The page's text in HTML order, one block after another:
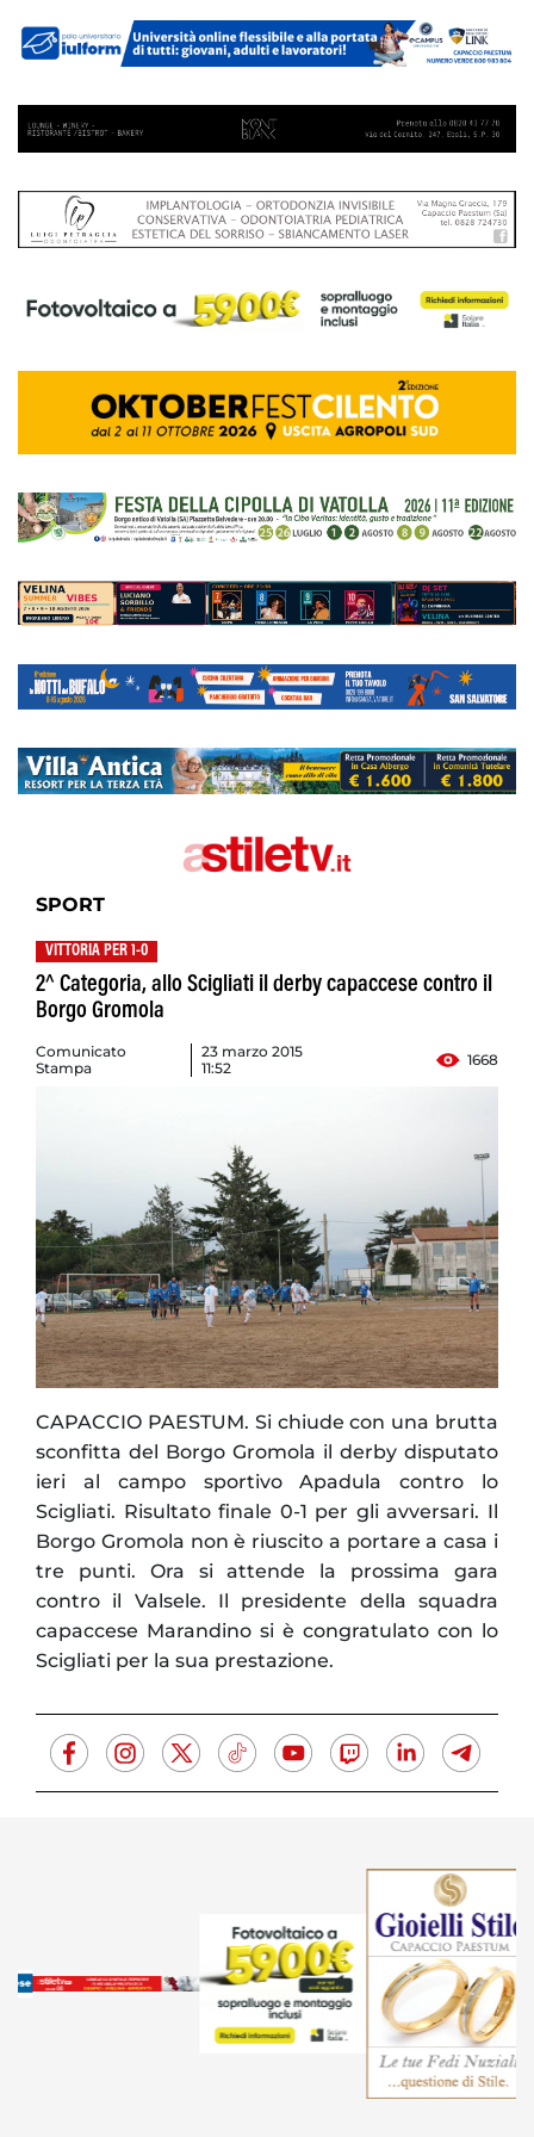
SPORT
VITTORIA PER 1-0
2^ Categoria, allo Scigliati il derby capaccese contro il
Borgo Gromola
Comunicato
Stampa
23 marzo 2015
11:52
1668
CAPACCIO PAESTUM. Si chiude con una brutta
sconfitta del Borgo Gromola il derby disputato
ieri al campo sportivo Apadula contro lo
Scigliati. Risultato finale 0-1 per gli avversari. Il
Borgo Gromola non è riuscito a portare a casa i
tre punti. Ora si attende la prossima gara
contro il Valsele. Il presidente della squadra
capaccese Marandino si è congratulato con lo
Scigliati per la sua prestazione.